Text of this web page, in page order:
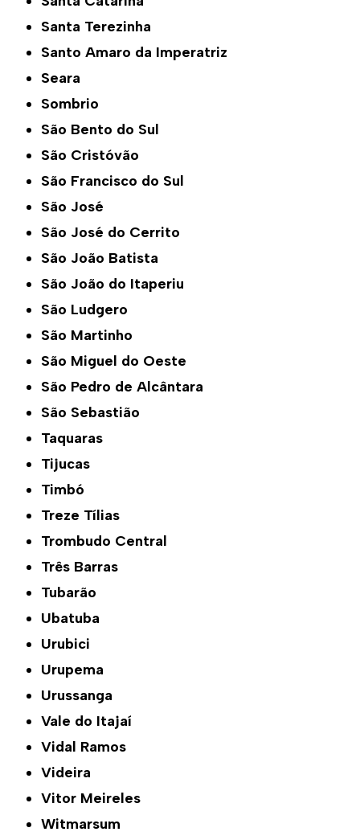
Santa Terezinha
Santo Amaro da Imperatriz
Seara
Sombrio
São Bento do Sul
São Cristóvão
São Francisco do Sul
São José
São José do Cerrito
São João Batista
São João do Itaperiu
São Ludgero
São Martinho
São Miguel do Oeste
São Pedro de Alcântara
São Sebastião
Taquaras
Tijucas
Timbó
Treze Tílias
Trombudo Central
Três Barras
Tubarão
Ubatuba
Urubici
Urupema
Urussanga
Vale do Itajaí
Vidal Ramos
Videira
Vitor Meireles
Witmarsum